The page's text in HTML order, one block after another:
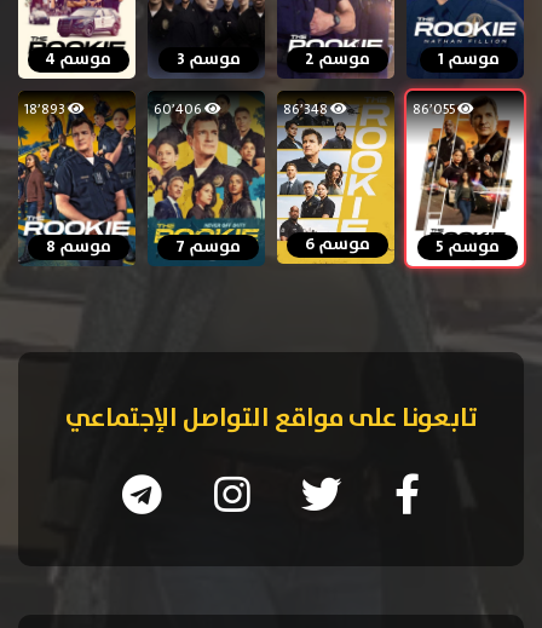
موسم 1 موسم 2 موسم 3 موسم 4
86٬055
موسم 5
86٬348
موسم 6
60٬406
موسم 7
18٬893
موسم 8
تابعونا على مواقع التواصل الإجتماعي